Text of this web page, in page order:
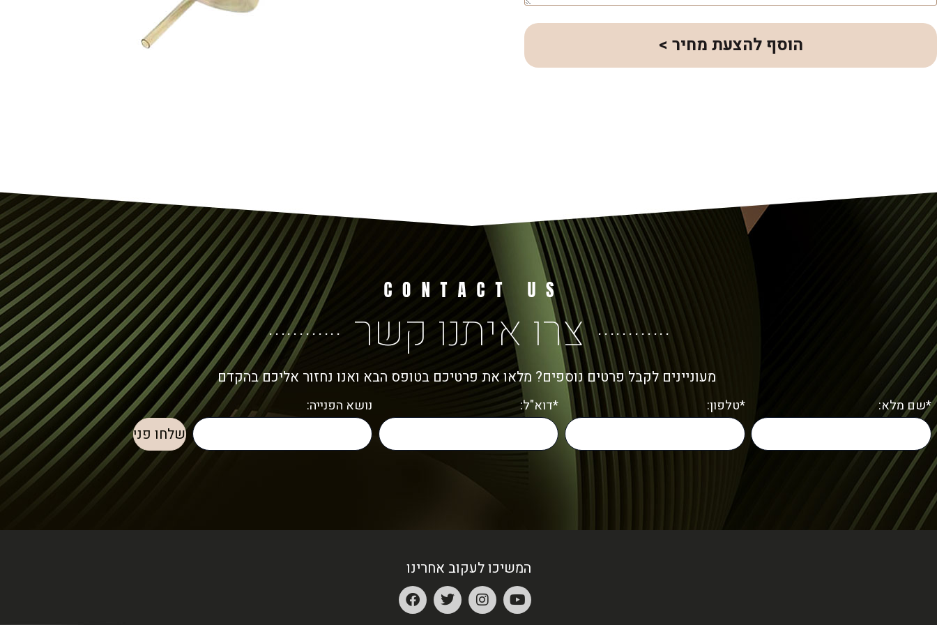
הוסף להצעת מחיר >
צרו איתנו קשר
מעוניינים לקבל פרטים נוספים? מלאו את פרטיכם בטופס הבא ואנו נחזור אליכם בהקדם
*שם מלא: *טלפון: *דוא"ל: נושא הפנייה:
המשיכו לעקוב אחרינו